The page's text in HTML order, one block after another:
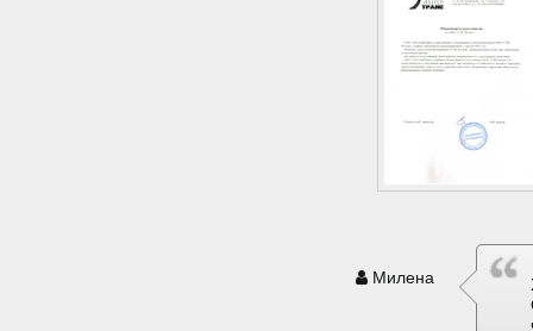
Милена